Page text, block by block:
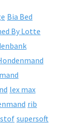
Bia Bed
By Lotte
lex max
rib
stof supersoft